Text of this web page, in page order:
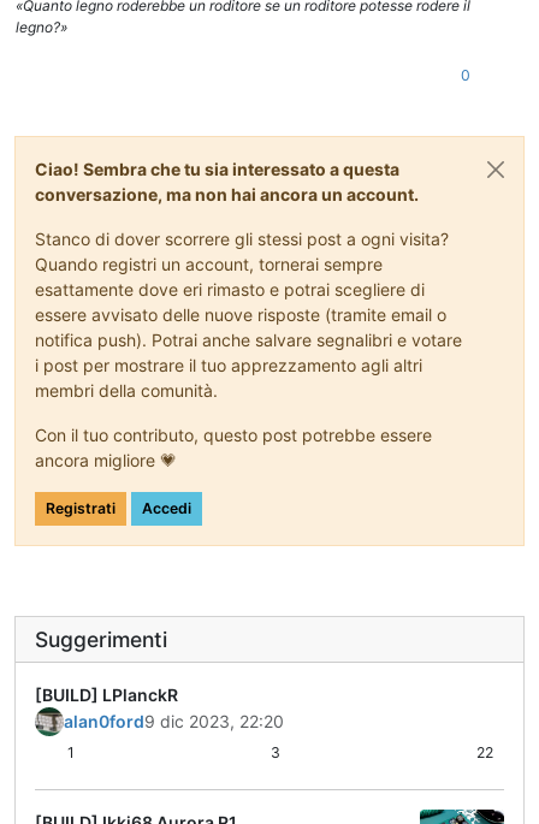
«Quanto legno roderebbe un roditore se un roditore potesse rodere il
legno?»
0
Ciao! Sembra che tu sia interessato a questa
conversazione, ma non hai ancora un account.
Stanco di dover scorrere gli stessi post a ogni visita?
Quando registri un account, tornerai sempre
esattamente dove eri rimasto e potrai scegliere di
essere avvisato delle nuove risposte (tramite email o
notifica push). Potrai anche salvare segnalibri e votare
i post per mostrare il tuo apprezzamento agli altri
membri della comunità.
Con il tuo contributo, questo post potrebbe essere
ancora migliore 💗
Registrati Accedi
Suggerimenti
[BUILD] LPlanckR
alan0ford9 dic 2023, 22:20
1 3 22